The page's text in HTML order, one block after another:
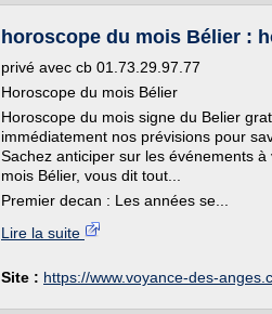
horoscope du mois Bélier :
privé avec cb 01.73.29.97.77
Horoscope du mois Bélier
Horoscope du mois signe du Belier
immédiatement nos prévisions pour
Sachez anticiper sur les événements
mois Bélier, vous dit tout...
Premier decan : Les années se...
Lire la suite
Site : https://www.voyance-des-